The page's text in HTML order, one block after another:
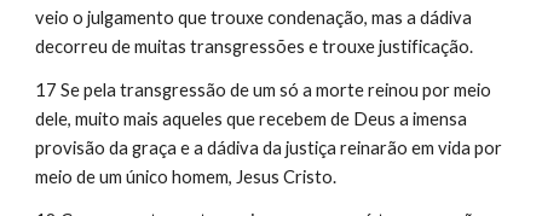
veio o julgamento que trouxe condenação, mas a dádiva
decorreu de muitas transgressões e trouxe justificação.
17 Se pela transgressão de um só a morte reinou por meio
dele, muito mais aqueles que recebem de Deus a imensa
provisão da graça e a dádiva da justiça reinarão em vida por
meio de um único homem, Jesus Cristo.